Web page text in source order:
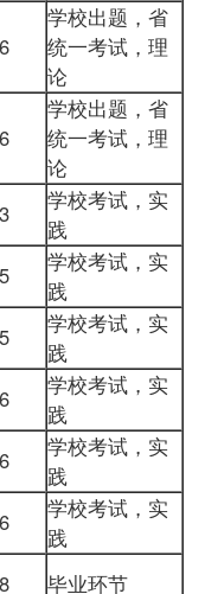
6
学校出题，省
统一考试，理
论
6
学校出题，省
统一考试，理
论
3
学校考试，实
践
5
学校考试，实
践
5
学校考试，实
践
6
学校考试，实
践
6
学校考试，实
践
6
学校考试，实
践
8 毕业环节